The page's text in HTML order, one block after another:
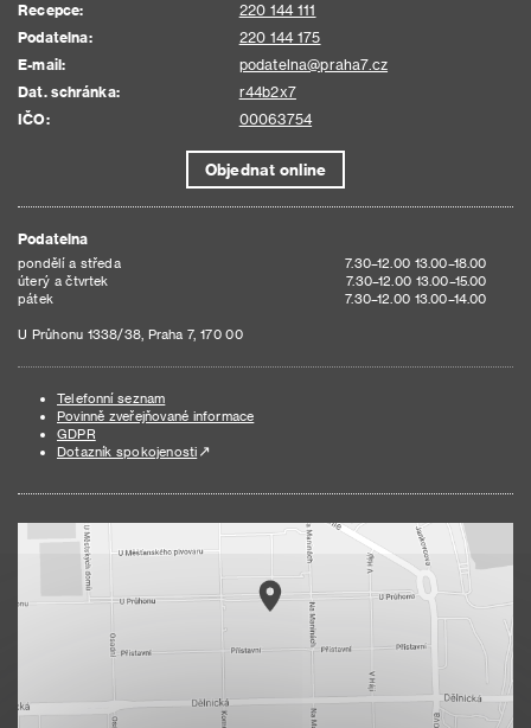
Recepce:
220 144 111
Podatelna:
220 144 175
E-mail:
podatelna@praha7.cz
Dat. schránka:
r44b2x7
IČO:
00063754
Objednat online
Podatelna
pondělí a středa
7.30–12.00 13.00–18.00
úterý a čtvrtek
7.30–12.00 13.00–15.00
pátek
7.30–12.00 13.00–14.00
U Průhonu 1338/38, Praha 7, 170 00
Telefonní seznam
Povinně zveřejňované informace
GDPR
Dotazník spokojenosti